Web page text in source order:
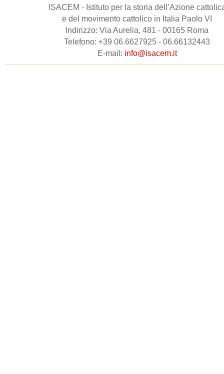
ISACEM - Istituto per la storia dell’Azione
e del movimento cattolico in Italia Paolo VI
Indirizzo: Via Aurelia, 481 - 00165 Roma
Telefono: +39 06.6627925 - 06.66132443
E-mail: info@isacem.it